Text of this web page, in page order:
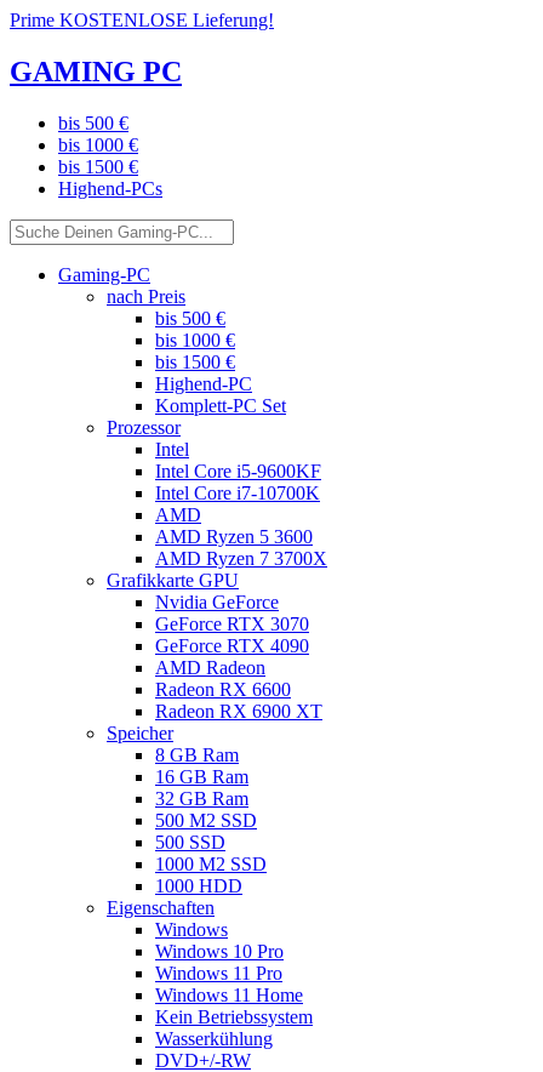
Prime KOSTENLOSE Lieferung!
GAMING PC
bis 500 €
bis 1000 €
bis 1500 €
Highend-PCs
Gaming-PC
nach Preis
bis 500 €
bis 1000 €
bis 1500 €
Highend-PC
Komplett-PC Set
Prozessor
Intel
Intel Core i5-9600KF
Intel Core i7-10700K
AMD
AMD Ryzen 5 3600
AMD Ryzen 7 3700X
Grafikkarte GPU
Nvidia GeForce
GeForce RTX 3070
GeForce RTX 4090
AMD Radeon
Radeon RX 6600
Radeon RX 6900 XT
Speicher
8 GB Ram
16 GB Ram
32 GB Ram
500 M2 SSD
500 SSD
1000 M2 SSD
1000 HDD
Eigenschaften
Windows
Windows 10 Pro
Windows 11 Pro
Windows 11 Home
Kein Betriebssystem
Wasserkühlung
DVD+/-RW